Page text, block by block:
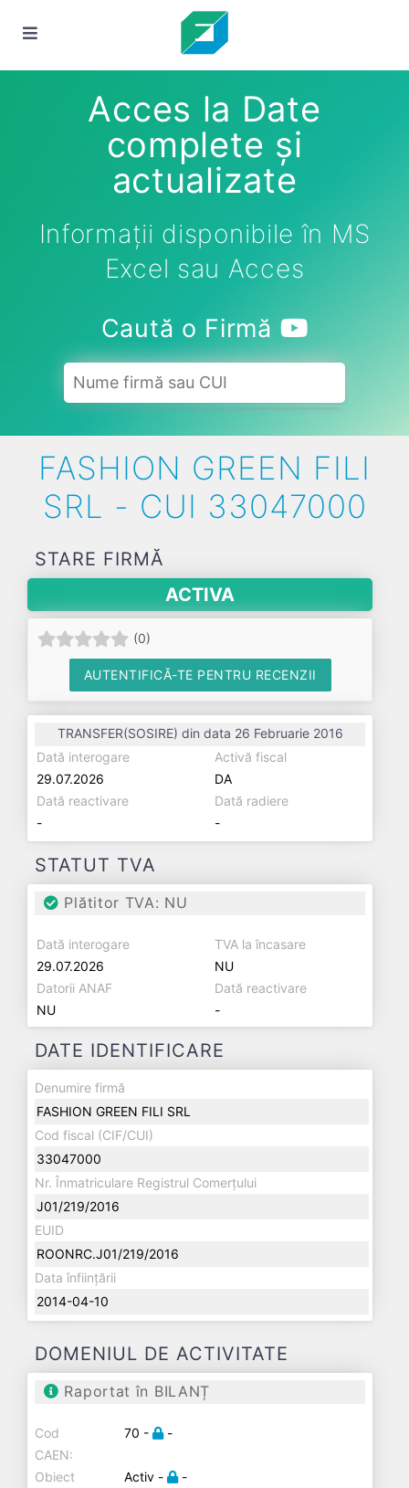
Acces la Date
complete și
actualizate
Informații disponibile în MS
Excel sau Acces
Caută o Firmă
FASHION GREEN FILI
SRL - CUI 33047000
STARE FIRMĂ
ACTIVA
(0)
AUTENTIFICĂ-TE PENTRU RECENZII
TRANSFER(SOSIRE) din data 26 Februarie 2016
Dată interogare
29.07.2026
Activă fiscal
DA
Dată reactivare
-
Dată radiere
-
STATUT TVA
Plătitor TVA: NU
Dată interogare
29.07.2026
TVA la încasare
NU
Datorii ANAF
NU
Dată reactivare
-
DATE IDENTIFICARE
Denumire firmă
FASHION GREEN FILI SRL
Cod fiscal (CIF/CUI)
33047000
Nr. Înmatriculare Registrul Comerțului
J01/219/2016
EUID
ROONRC.J01/219/2016
Data înființării
2014-04-10
DOMENIUL DE ACTIVITATE
Raportat în BILANȚ
Cod
CAEN:
70 - -
Obiect
Activ - -